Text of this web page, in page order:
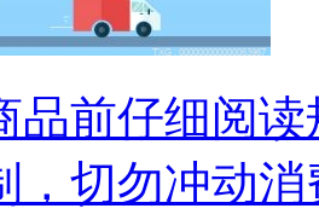
品前仔细阅
，切勿冲动